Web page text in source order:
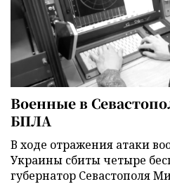
Военные в
БПЛА
В ходе отражения атаки
Украины сбиты четыре
губернатор Севастополя